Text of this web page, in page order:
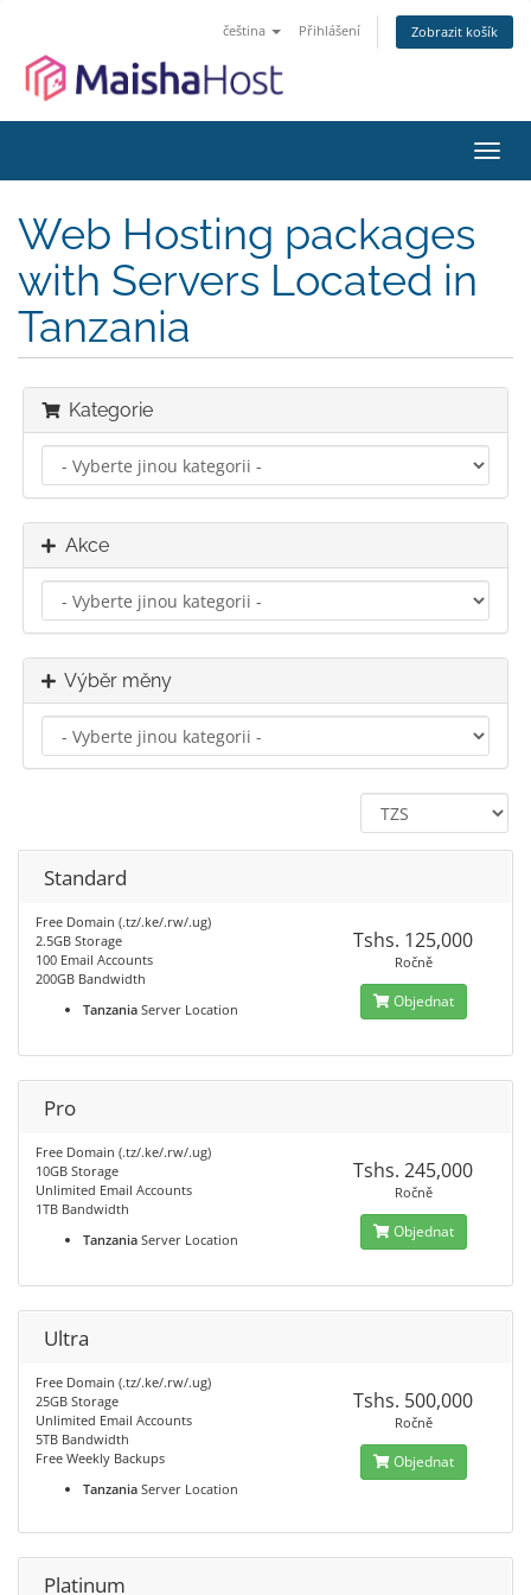
čeština Přihlášení Zobrazit košík
Web Hosting packages
with Servers Located in
Tanzania
Kategorie
Akce
Výběr měny
Standard
Free Domain (.tz/.ke/.rw/.ug)
2.5GB Storage
100 Email Accounts
200GB Bandwidth
Tanzania Server Location
Tshs. 125,000
Ročně
Objednat
Pro
Free Domain (.tz/.ke/.rw/.ug)
10GB Storage
Unlimited Email Accounts
1TB Bandwidth
Tanzania Server Location
Tshs. 245,000
Ročně
Objednat
Ultra
Free Domain (.tz/.ke/.rw/.ug)
25GB Storage
Unlimited Email Accounts
5TB Bandwidth
Free Weekly Backups
Tanzania Server Location
Tshs. 500,000
Ročně
Objednat
Platinum